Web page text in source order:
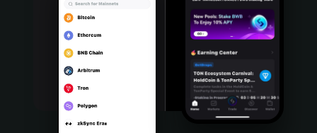
Português (Portugal)
Bahasa Indonesia